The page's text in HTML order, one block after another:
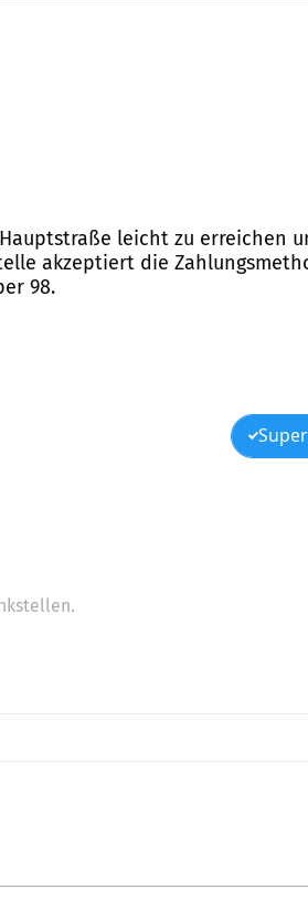
leicht zu erreichen
akzeptiert die
98.